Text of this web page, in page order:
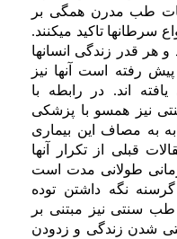
طب مدرن همگی بر
سرطانها تاکید میکنند.
و هر قدر زندگی انسانها
رفته است آنها نیز
اند. در رابطه با
نیز همسو با پزشکی
به مصاف این بیماری
قبلی از تکرار آنها
طولانی مدت است
نگه داشتن توده
سنتی نیز مبتنی بر
شدن زندگی و زدودن